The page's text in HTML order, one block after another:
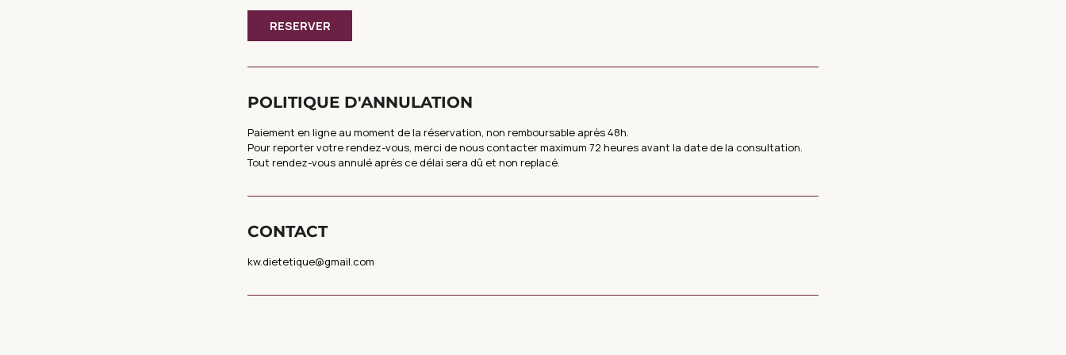
RESERVER
POLITIQUE D'ANNULATION
Paiement en ligne au moment de la réservation, non remboursable après 48h.
Pour reporter votre rendez-vous, merci de nous contacter maximum 72 heures avant la date de la consultation.
Tout rendez-vous annulé après ce délai sera dû et non replacé.
CONTACT
kw.dietetique@gmail.com